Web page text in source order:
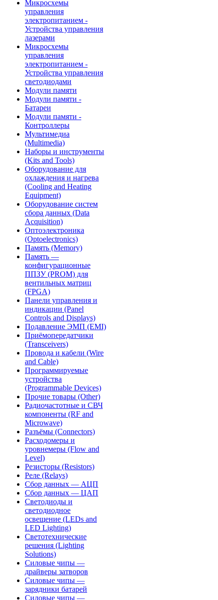
Микросхемы
управления
электропитанием -
Устройства управления
лазерами
Микросхемы
управления
электропитанием -
Устройства управления
светодиодами
Модули памяти
Модули памяти -
Батареи
Модули памяти -
Контроллеры
Мультимедиа
(Multimedia)
Наборы и инструменты
(Kits and Tools)
Оборудование для
охлаждения и нагрева
(Cooling and Heating
Equipment)
Оборудование систем
сбора данных (Data
Acquisition)
Оптоэлектроника
(Optoelectronics)
Память (Memory)
Память —
конфигурационные
ППЗУ (PROM) для
вентильных матриц
(FPGA)
Панели управления и
индикации (Panel
Controls and Displays)
Подавление ЭМП (EMI)
Приёмопередатчики
(Transceivers)
Провода и кабели (Wire
and Cable)
Программируемые
устройства
(Programmable Devices)
Прочие товары (Other)
Радиочастотные и СВЧ
компоненты (RF and
Microwave)
Разъёмы (Connectors)
Расходомеры и
уровнемеры (Flow and
Level)
Резисторы (Resistors)
Реле (Relays)
Сбор данных — АЦП
Сбор данных — ЦАП
Светодиоды и
светодиодное
освещение (LEDs and
LED Lighting)
Светотехнические
решения (Lighting
Solutions)
Силовые чипы —
драйверы затворов
Силовые чипы —
зарядники батарей
Силовые чипы —